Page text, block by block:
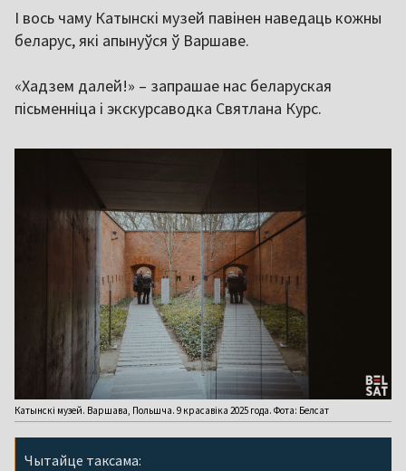
І вось чаму Катынскі музей павінен наведаць кожны
беларус, які апынуўся ў Варшаве.
«Хадзем далей!» – запрашае нас беларуская
пісьменніца і экскурсаводка Святлана Курс.
Катынскі музей. Варшава, Польшча. 9 красавіка 2025 года. Фота: Белсат
Чытайце таксама: